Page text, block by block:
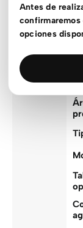
Antes de
opciones